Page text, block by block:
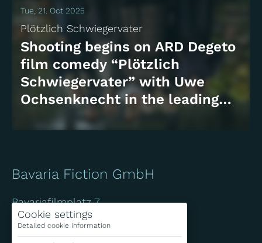
Cookie settings
Detailed cookie information
Tue, 21. Oct 2025
Plötzlich Schwiegervater
Shooting begins on ARD Degeto
film comedy “Plötzlich
Schwiegervater” with Uwe
Ochsenknecht in the leading
Bavaria Fiction GmbH
Bavariafilmplatz 7
D-82031 Geiselgasteig
+49 (0)89 / 6499-0